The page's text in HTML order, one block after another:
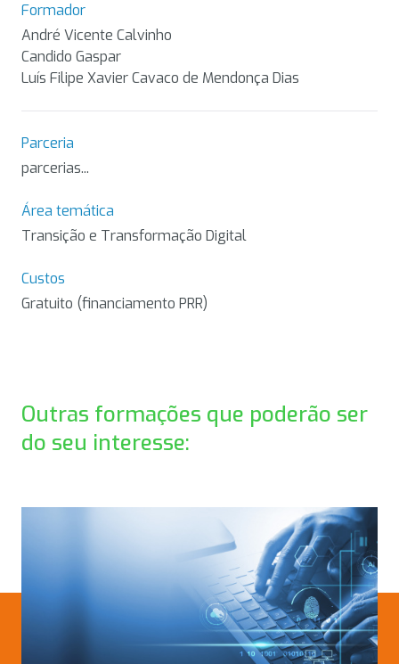
Formador
André Vicente Calvinho
Candido Gaspar
Luís Filipe Xavier Cavaco de Mendonça Dias
Parceria
parcerias...
Área temática
Transição e Transformação Digital
Custos
Gratuito (financiamento PRR)
Outras formações que poderão ser
do seu interesse: